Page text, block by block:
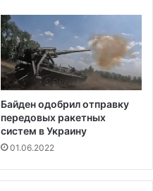
Байден одобрил отправку
передовых ракетных
систем в Украину
01.06.2022